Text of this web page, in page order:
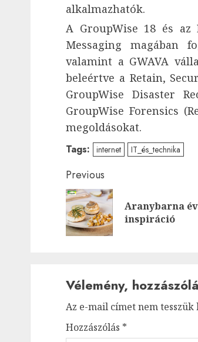
alkalmazhatók.
A GroupWise 18 és az
Messaging magában
valamint a GWAVA
beleértve a Retain,
GroupWise Disaster
GroupWise Forensics
megoldásokat.
Tags: internet IT_és_technika
Post
navigation
Previous
Aranybarna
inspiráció
Vélemény,
Az e-mail címet nem tesszük
Hozzászólás *